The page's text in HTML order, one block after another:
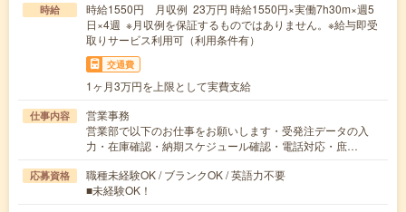
時給
時給1550円 月収例 23万円 時給1550円×実働7h30m×週5
日×4週 ※月収例を保証するものではありません。※給与即受
取りサービス利用可（利用条件有）
交通費
1ヶ月3万円を上限として実費支給
仕事内容
営業事務
営業部で以下のお仕事をお願いします・受発注データの入
力・在庫確認・納期スケジュール確認・電話対応・庶…
応募資格
職種未経験OK / ブランクOK / 英語力不要
■未経験OK！